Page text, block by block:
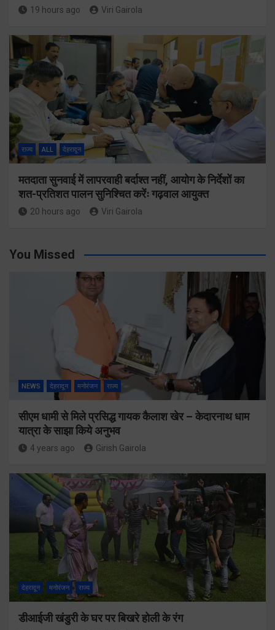
19 hours ago Viri Gairola
राज्य ALL देहरादून
मतदाता सुनवाई में लापरवाही बर्दाश्त नहीं, आयोग के निर्देशों का
शत-प्रतिशत पालन सुनिश्चित करेंः गढ़वाल आयुक्त
20 hours ago Viri Gairola
You Missed
NEWS देहरादून मनोरंजन राज्य
सीएम धामी से मिले प्रसिद्ध गायक कैलाश खेर – केदारनाथ धाम
यात्रा के साझा किये अनुभव
4 years ago Girish Gairola
देहरादून मनोरंजन राज्य
डीआईजी खंडुरी के घर पर बिखरे होली के रंग